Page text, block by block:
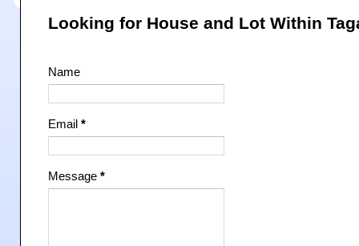
Looking for House and Lot Within
Name
Email *
Message *